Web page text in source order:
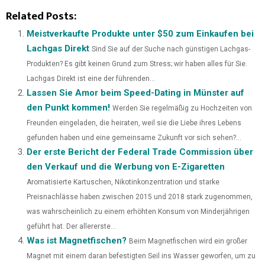
T
W
T
E
R
)
C
E
O
K
N
T
R
S
T
N
K
D
N
A
I
Related Posts:
Meistverkaufte Produkte unter $50 zum Einkaufen bei
Lachgas Direkt Sind Sie auf der Suche nach günstigen Lachgas-
Produkten? Es gibt keinen Grund zum Stress; wir haben alles für Sie.
Lachgas Direkt ist eine der führenden...
Lassen Sie Amor beim Speed-Dating in Münster auf
den Punkt kommen! Werden Sie regelmäßig zu Hochzeiten von
Freunden eingeladen, die heiraten, weil sie die Liebe ihres Lebens
gefunden haben und eine gemeinsame Zukunft vor sich sehen?...
Der erste Bericht der Federal Trade Commission über
den Verkauf und die Werbung von E-Zigaretten
Aromatisierte Kartuschen, Nikotinkonzentration und starke
Preisnachlässe haben zwischen 2015 und 2018 stark zugenommen,
was wahrscheinlich zu einem erhöhten Konsum von Minderjährigen
geführt hat. Der allererste...
Was ist Magnetfischen? Beim Magnetfischen wird ein großer
Magnet mit einem daran befestigten Seil ins Wasser geworfen, um zu